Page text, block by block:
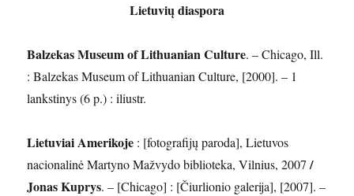
Lietuvių diaspora
Balzekas Museum of Lithuanian Culture. – Chicago, Ill.
: Balzekas Museum of Lithuanian Culture, [2000]. – 1
lankstinys (6 p.) : iliustr.
Lietuviai Amerikoje : [fotografijų paroda], Lietuvos
nacionalinė Martyno Mažvydo biblioteka, Vilnius, 2007/
Jonas Kuprys. – [Chicago] : [Čiurlionio galerija], [2007]. –